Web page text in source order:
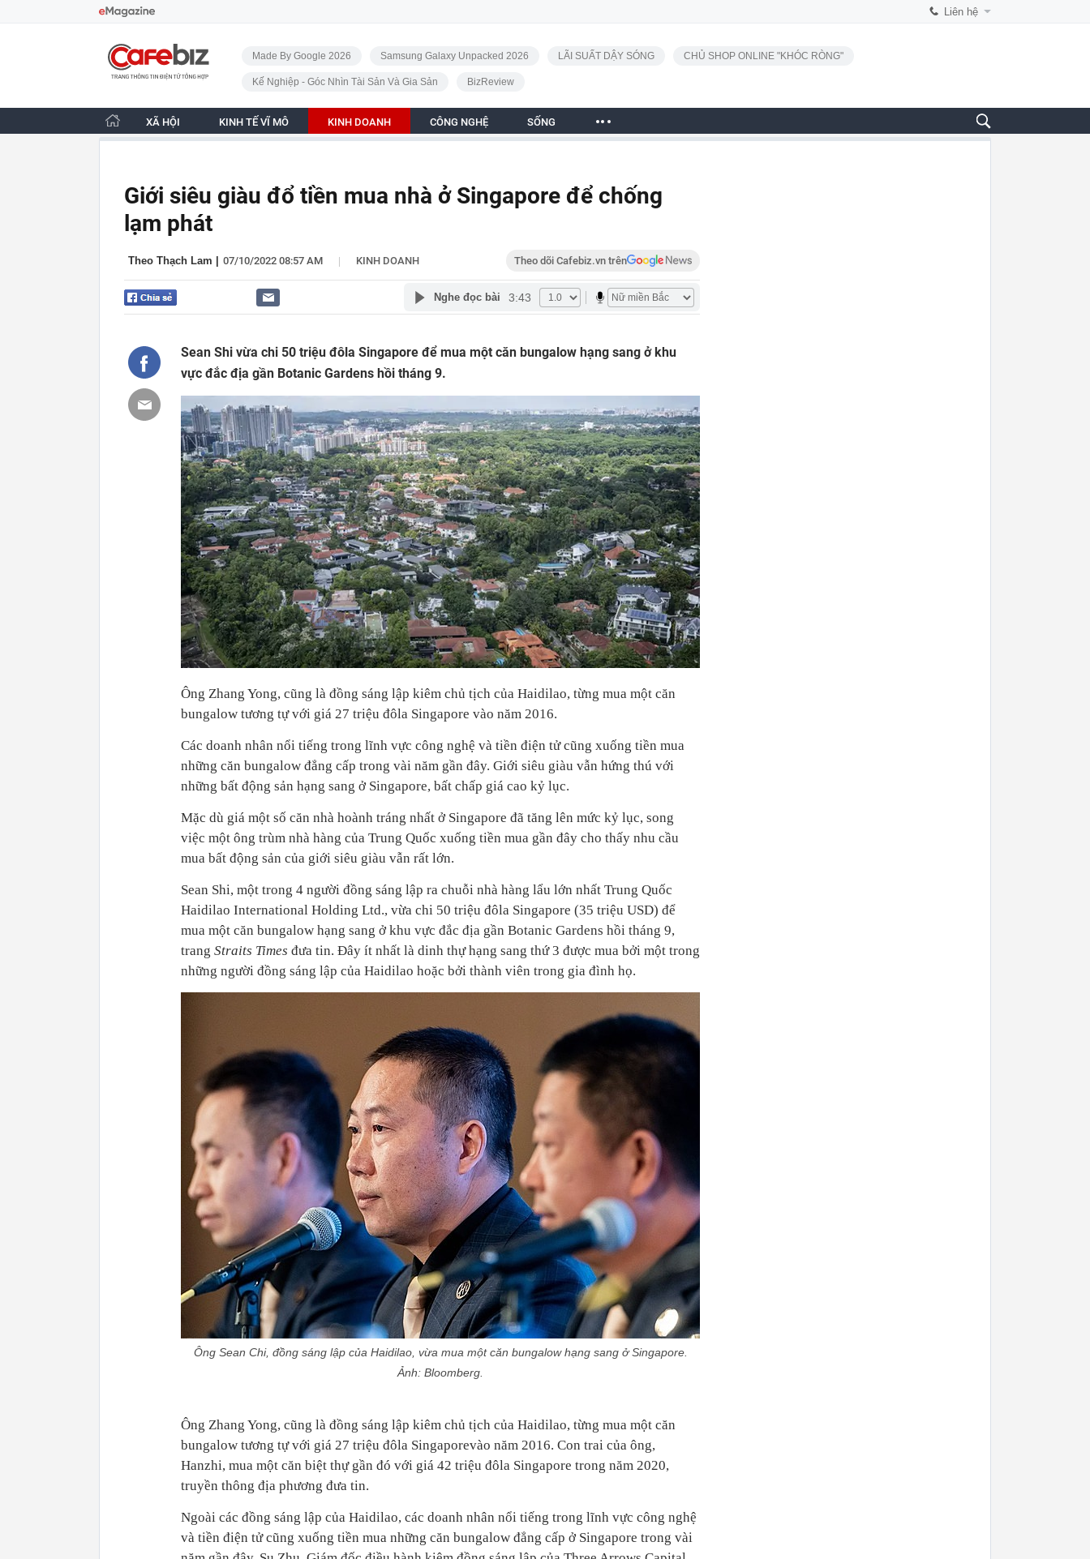
Liên hệ
CafeBiz - Trang chủ
Made By Google 2026 Samsung Galaxy Unpacked 2026 LÃI SUẤT DẬY SÓNG CHỦ SHOP ONLINE "KHÓC RÒNG"
Kế Nghiệp - Góc Nhìn Tài Sản Và Gia Sản BizReview
XÃ HỘI KINH TẾ VĨ MÔ KINH DOANH CÔNG NGHỆ SỐNG
Giới siêu giàu đổ tiền mua nhà ở Singapore để chống
lạm phát
Theo Thạch Lam 07/10/2022 08:57 AM | KINH DOANH Theo dõi Cafebiz.vn trên
Nghe đọc bài 3:43
Sean Shi vừa chi 50 triệu đôla Singapore để mua một căn bungalow hạng sang ở khu
vực đắc địa gần Botanic Gardens hồi tháng 9.
Ông Zhang Yong, cũng là đồng sáng lập kiêm chủ tịch của Haidilao, từng mua một căn
bungalow tương tự với giá 27 triệu đôla Singapore vào năm 2016.
Các doanh nhân nổi tiếng trong lĩnh vực công nghệ và tiền điện tử cũng xuống tiền mua
những căn bungalow đẳng cấp trong vài năm gần đây. Giới siêu giàu vẫn hứng thú với
những bất động sản hạng sang ở Singapore, bất chấp giá cao kỷ lục.
Mặc dù giá một số căn nhà hoành tráng nhất ở Singapore đã tăng lên mức kỷ lục, song
việc một ông trùm nhà hàng của Trung Quốc xuống tiền mua gần đây cho thấy nhu cầu
mua bất động sản của giới siêu giàu vẫn rất lớn.
Sean Shi, một trong 4 người đồng sáng lập ra chuỗi nhà hàng lẩu lớn nhất Trung Quốc
Haidilao International Holding Ltd., vừa chi 50 triệu đôla Singapore (35 triệu USD) để
mua một căn bungalow hạng sang ở khu vực đắc địa gần Botanic Gardens hồi tháng 9,
trang Straits Times đưa tin. Đây ít nhất là dinh thự hạng sang thứ 3 được mua bởi một trong
những người đồng sáng lập của Haidilao hoặc bởi thành viên trong gia đình họ.
Ông Sean Chi, đồng sáng lập của Haidilao, vừa mua một căn bungalow hạng sang ở Singapore.
Ảnh: Bloomberg.
Ông Zhang Yong, cũng là đồng sáng lập kiêm chủ tịch của Haidilao, từng mua một căn
bungalow tương tự với giá 27 triệu đôla Singaporevào năm 2016. Con trai của ông,
Hanzhi, mua một căn biệt thự gần đó với giá 42 triệu đôla Singapore trong năm 2020,
truyền thông địa phương đưa tin.
Ngoài các đồng sáng lập của Haidilao, các doanh nhân nổi tiếng trong lĩnh vực công nghệ
và tiền điện tử cũng xuống tiền mua những căn bungalow đẳng cấp ở Singapore trong vài